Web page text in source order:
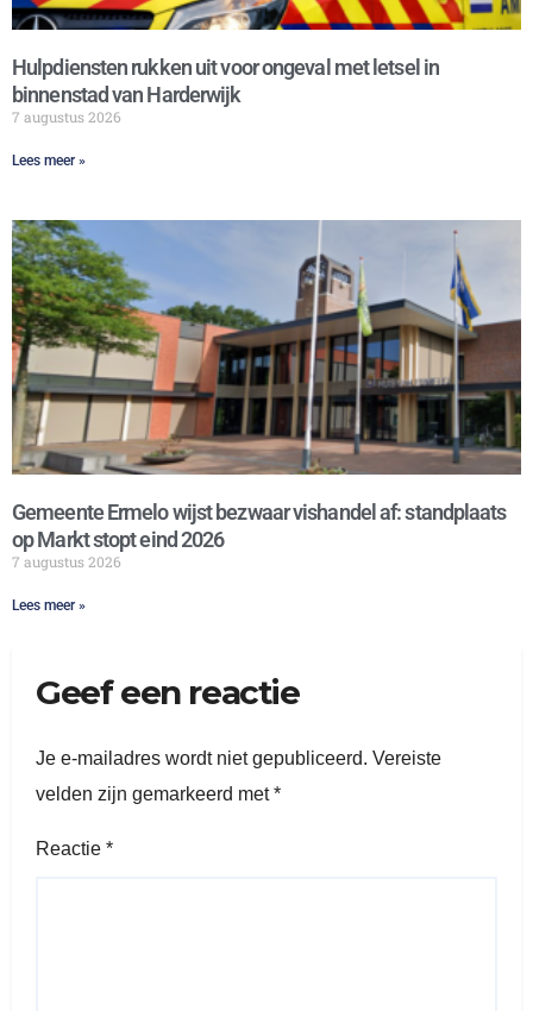
Hulpdiensten rukken uit voor ongeval met letsel in
binnenstad van Harderwijk
7 augustus 2026
Lees meer »
Gemeente Ermelo wijst bezwaar vishandel af: standplaats
op Markt stopt eind 2026
7 augustus 2026
Lees meer »
Geef een reactie
Je e-mailadres wordt niet gepubliceerd. Vereiste
velden zijn gemarkeerd met*
Reactie *